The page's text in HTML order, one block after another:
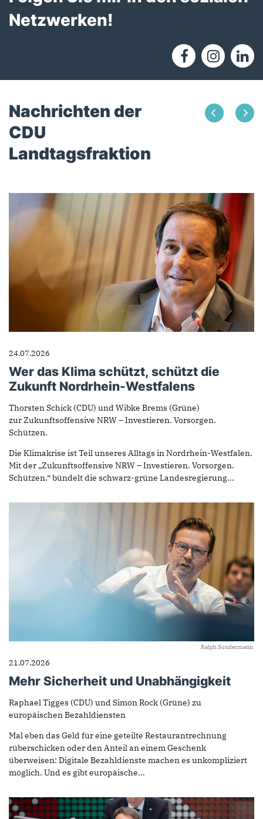
Netzwerken!
Nachrichten der
CDU
Landtagsfraktion
24.07.2026
Wer das Klima schützt, schützt die
Zukunft Nordrhein-Westfalens
Thorsten Schick (CDU) und Wibke Brems (Grüne)
zur Zukunftsoffensive NRW – Investieren. Vorsorgen.
Schützen.
Die Klimakrise ist Teil unseres Alltags in Nordrhein-Westfalen.
Mit der „Zukunftsoffensive NRW – Investieren. Vorsorgen.
Schützen.“ bündelt die schwarz-grüne Landesregierung...
Ralph Sondermann
21.07.2026
Mehr Sicherheit und Unabhängigkeit
Raphael Tigges (CDU) und Simon Rock (Grüne) zu
europäischen Bezahldiensten
Mal eben das Geld für eine geteilte Restaurantrechnung
rüberschicken oder den Anteil an einem Geschenk
überweisen: Digitale Bezahldienste machen es unkompliziert
möglich. Und es gibt europäische...